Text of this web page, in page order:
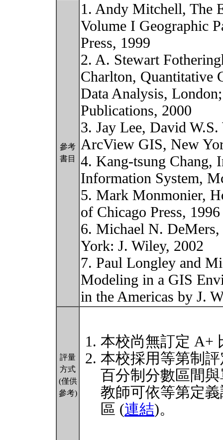
參考
書目
1. Andy Mitchell, The
Volume I Geographic
Press, 1999
2. A. Stewart
Charlton, Quantitative
Data Analysis,
Publications, 2000
3. Jay Lee, David
ArcView GIS, New
4. Kang-tsung Chang,
Information System,
5. Mark Monmonier,
of Chicago Press, 1996
6. Michael N.
York: J. Wiley, 2002
7. Paul Longley and
Modeling in a GIS
in the Americas by J.
評量
方式
(僅供
參考)
本校尚無訂定 A+
本校採用等第制
百分制分數區間
教師可依等第定
區 (連結)。